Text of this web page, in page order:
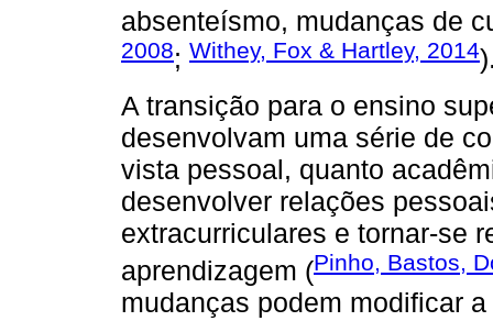
absenteísmo, mudanças de
2008; Withey, Fox & Hartley, 2014
A transição para o ensino
desenvolvam uma série de
vista pessoal, quanto
desenvolver relações
extracurriculares e tornar-se
aprendizagem (Pinho, Bastos,
mudanças podem modificar